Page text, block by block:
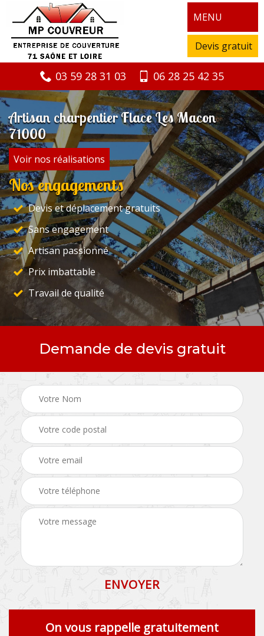
MENU
Devis gratuit
03 59 28 31 03 06 28 25 42 35
Artisan charpentier Flace Les Macon
71000
Voir nos réalisations
Nos engagements
Devis et déplacement gratuits
Sans engagement
Artisan passionné
Prix imbattable
Travail de qualité
Demande de devis gratuit
On vous rappelle gratuitement